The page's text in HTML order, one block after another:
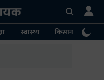
स्वास्थ्य किसान